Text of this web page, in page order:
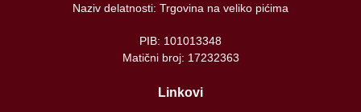
Naziv delatnosti: Trgovina na veliko pićima
PIB: 101013348
Matični broj: 17232363
Linkovi